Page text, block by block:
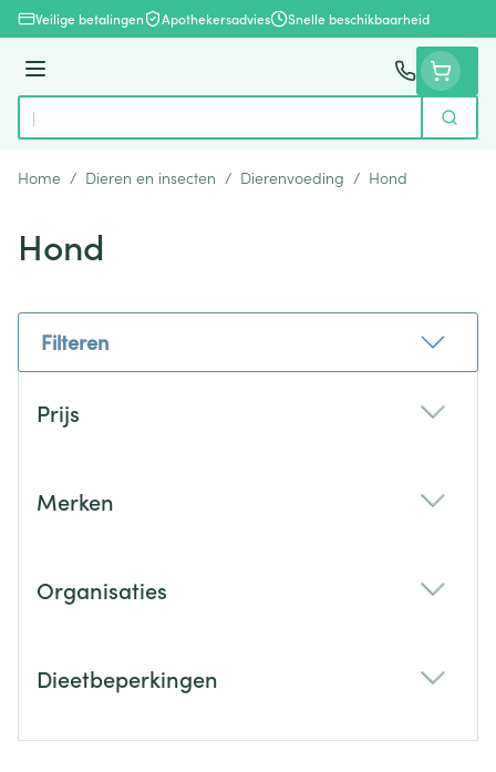
Ga naar de inhoud
Veilige betalingen Apothekersadvies Snelle beschikbaarheid
Menu
Product, merk, categorie...
Zoek
Home / Dieren en insecten / Dierenvoeding / Hond
Hond
Filteren
Prijs
Merken
Organisaties
Dieetbeperkingen